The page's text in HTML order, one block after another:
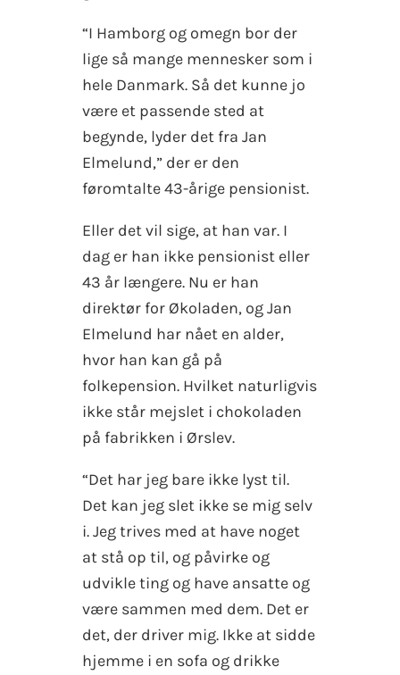
“I Hamborg og omegn bor der
lige så mange mennesker som i
hele Danmark. Så det kunne jo
være et passende sted at
begynde, lyder det fra Jan
Elmelund,” der er den
føromtalte 43-årige pensionist.
Eller det vil sige, at han var. I
dag er han ikke pensionist eller
43 år længere. Nu er han
direktør for Økoladen, og Jan
Elmelund har nået en alder,
hvor han kan gå på
folkepension. Hvilket naturligvis
ikke står mejslet i chokoladen
på fabrikken i Ørslev.
“Det har jeg bare ikke lyst til.
Det kan jeg slet ikke se mig selv
i. Jeg trives med at have noget
at stå op til, og påvirke og
udvikle ting og have ansatte og
være sammen med dem. Det er
det, der driver mig. Ikke at sidde
hjemme i en sofa og drikke